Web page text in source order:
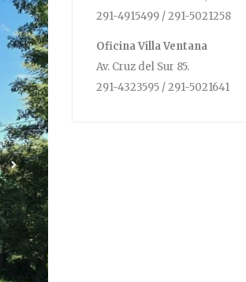
291-4915499 / 291-5021258
Oficina Villa Ventana
Av. Cruz del Sur 85.
291-4323595 / 291-5021641